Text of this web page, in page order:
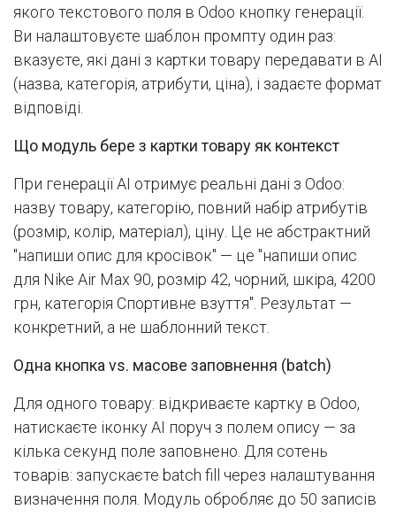
якого текстового поля в Odoo кнопку генерації.
Ви налаштовуєте шаблон промпту один раз:
вказуєте, які дані з картки товару передавати в AI
(назва, категорія, атрибути, ціна), і задаєте формат
відповіді.
Що модуль бере з картки товару як контекст
При генерації AI отримує реальні дані з Odoo:
назву товару, категорію, повний набір атрибутів
(розмір, колір, матеріал), ціну. Це не абстрактний
"напиши опис для кросівок" — це "напиши опис
для Nike Air Max 90, розмір 42, чорний, шкіра, 4200
грн, категорія Спортивне взуття". Результат —
конкретний, а не шаблонний текст.
Одна кнопка vs. масове заповнення (batch)
Для одного товару: відкриваєте картку в Odoo,
натискаєте іконку AI поруч з полем опису — за
кілька секунд поле заповнено. Для сотень
товарів: запускаєте batch fill через налаштування
визначення поля. Модуль обробляє до 50 записів